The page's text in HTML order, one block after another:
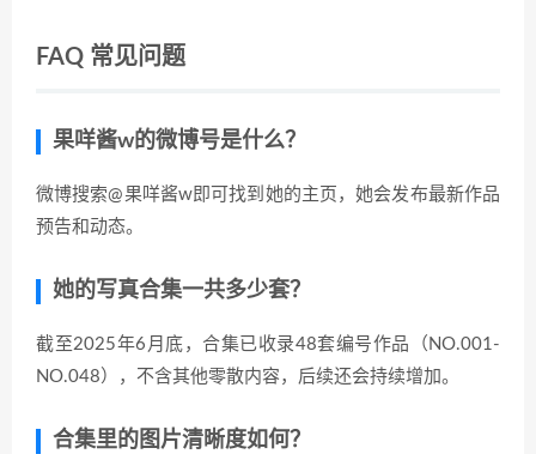
FAQ 常见问题
果咩酱w的微博号是什么？
微博搜索@果咩酱w即可找到她的主页，她会发布最新作品
预告和动态。
她的写真合集一共多少套？
截至2025年6月底，合集已收录48套编号作品（NO.001-
NO.048），不含其他零散内容，后续还会持续增加。
合集里的图片清晰度如何？